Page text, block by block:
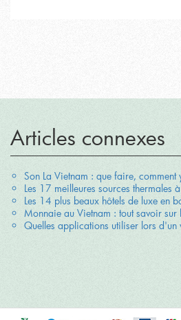
Articles connexes
Son La Vietnam : que faire,
Les 17 meilleures sources thermales
Les 14 plus beaux hôtels de luxe en
Monnaie au Vietnam : tout savoir
Quelles applications utiliser lors d'un